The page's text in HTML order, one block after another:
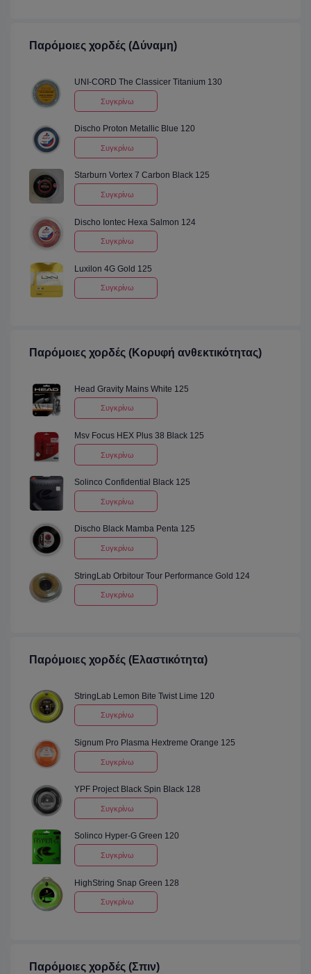
Παρόμοιες χορδές (Δύναμη)
UNI-CORD The Classicer Titanium 130
Συγκρίνω
Discho Proton Metallic Blue 120
Συγκρίνω
Starburn Vortex 7 Carbon Black 125
Συγκρίνω
Discho Iontec Hexa Salmon 124
Συγκρίνω
Luxilon 4G Gold 125
Συγκρίνω
Παρόμοιες χορδές (Κορυφή ανθεκτικότητας)
Head Gravity Mains White 125
Συγκρίνω
Msv Focus HEX Plus 38 Black 125
Συγκρίνω
Solinco Confidential Black 125
Συγκρίνω
Discho Black Mamba Penta 125
Συγκρίνω
StringLab Orbitour Tour Performance Gold 124
Συγκρίνω
Παρόμοιες χορδές (Ελαστικότητα)
StringLab Lemon Bite Twist Lime 120
Συγκρίνω
Signum Pro Plasma Hextreme Orange 125
Συγκρίνω
YPF Project Black Spin Black 128
Συγκρίνω
Solinco Hyper-G Green 120
Συγκρίνω
HighString Snap Green 128
Συγκρίνω
Παρόμοιες χορδές (Σπιν)